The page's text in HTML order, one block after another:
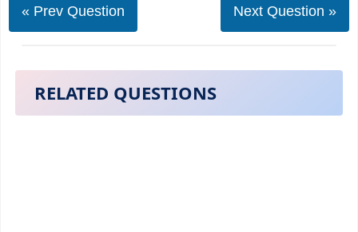
« Prev Question Next Question »
RELATED QUESTIONS